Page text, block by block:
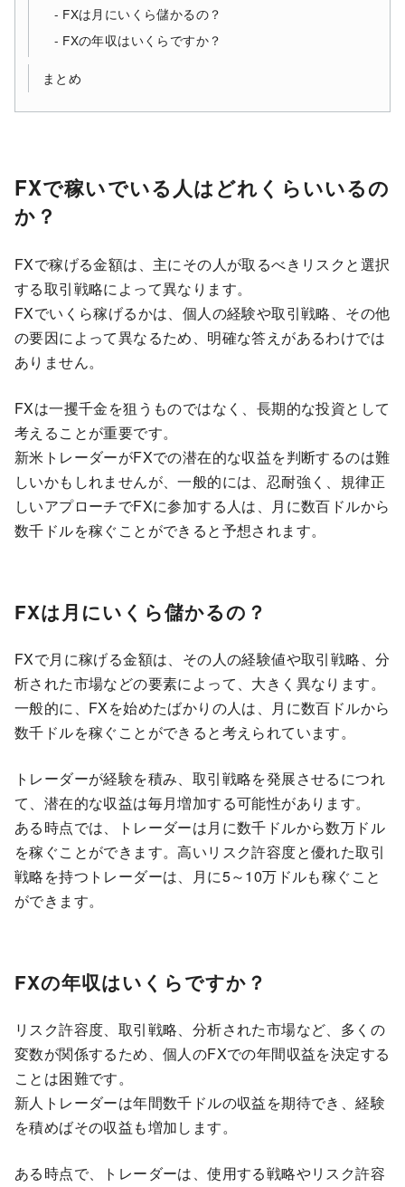
FXは月にいくら儲かるの？
FXの年収はいくらですか？
まとめ
FXで稼いでいる人はどれくらいいるの
か？
FXで稼げる金額は、主にその人が取るべきリスクと選択
する取引戦略によって異なります。
FXでいくら稼げるかは、個人の経験や取引戦略、その他
の要因によって異なるため、明確な答えがあるわけでは
ありません。
FXは一攫千金を狙うものではなく、長期的な投資として
考えることが重要です。
新米トレーダーがFXでの潜在的な収益を判断するのは難
しいかもしれませんが、一般的には、忍耐強く、規律正
しいアプローチでFXに参加する人は、月に数百ドルから
数千ドルを稼ぐことができると予想されます。
FXは月にいくら儲かるの？
FXで月に稼げる金額は、その人の経験値や取引戦略、分
析された市場などの要素によって、大きく異なります。
一般的に、FXを始めたばかりの人は、月に数百ドルから
数千ドルを稼ぐことができると考えられています。
トレーダーが経験を積み、取引戦略を発展させるにつれ
て、潜在的な収益は毎月増加する可能性があります。
ある時点では、トレーダーは月に数千ドルから数万ドル
を稼ぐことができます。高いリスク許容度と優れた取引
戦略を持つトレーダーは、月に5～10万ドルも稼ぐこと
ができます。
FXの年収はいくらですか？
リスク許容度、取引戦略、分析された市場など、多くの
変数が関係するため、個人のFXでの年間収益を決定する
ことは困難です。
新人トレーダーは年間数千ドルの収益を期待でき、経験
を積めばその収益も増加します。
ある時点で、トレーダーは、使用する戦略やリスク許容